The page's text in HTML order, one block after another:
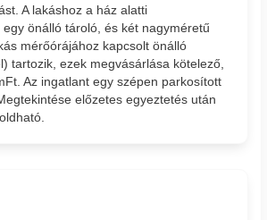
A lakáshoz a ház alatti
önálló tároló, és két nagyméretű
mérőórájához kapcsolt önálló
tartozik, ezek megvásárlása kötelező,
Az ingatlant egy szépen parkosított
előzetes egyeztetés után